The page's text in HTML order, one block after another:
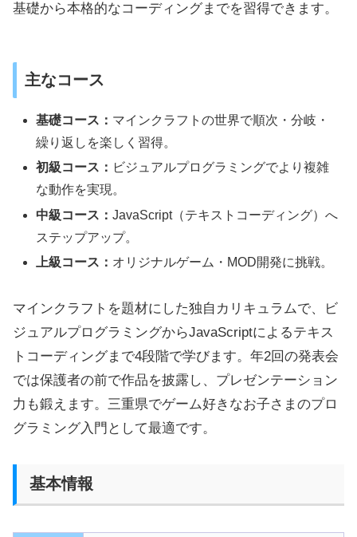
基礎から本格的なコーディングまでを習得できます。
主なコース
基礎コース： マインクラフトの世界で順次・分岐・
繰り返しを楽しく習得。
初級コース： ビジュアルプログラミングでより複雑
な動作を実現。
中級コース：JavaScript（テキストコーディング）へ
ステップアップ。
上級コース： オリジナルゲーム・MOD開発に挑戦。
マインクラフトを題材にした独自カリキュラムで、ビ
ジュアルプログラミングからJavaScriptによるテキス
トコーディングまで4段階で学びます。年2回の発表会
では保護者の前で作品を披露し、プレゼンテーション
力も鍛えます。三重県でゲーム好きなお子さまのプロ
グラミング入門として最適です。
基本情報